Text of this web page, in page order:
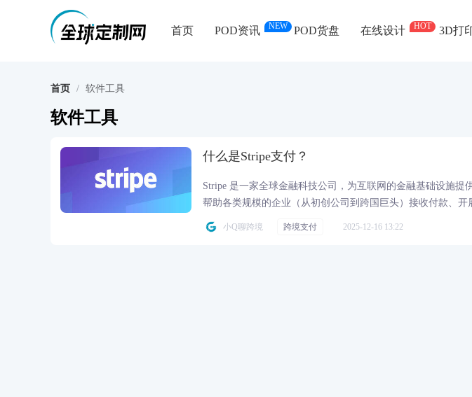
首页 POD资讯 NEW POD货盘 在线设计 HOT 3D打
首页 / 软件工具
软件工具
什么是Stripe支付？
Stripe 是一家全球金融科技公司，为互联网的金融基础设施提
帮助各类规模的企业（从初创公司到跨国巨头）接收付款、
案。
小Q聊跨境 跨境支付 2025-12-16 13:22